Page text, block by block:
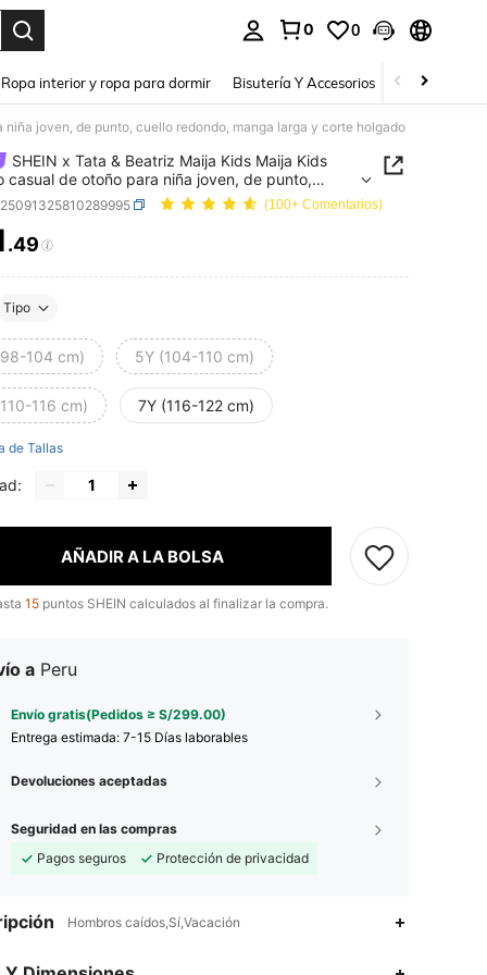
0 0
Ropa interior y ropa para dormir Bisutería Y Accesorios Zapatos
joven, de punto, cuello redondo, manga larga y corte holgado
SHEIN x Tata & Beatriz Maija Kids Maija Kids
casual de otoño para niña joven, de punto,
manga larga y corte holgado(100+ Comentarios)
AND AVAILABILITY
.49
Tipo
104 cm) 5Y (104-110 cm)
116 cm) 7Y (116-122 cm)
de Tallas
AÑADIR A LA BOLSA
15 puntos SHEIN calculados al finalizar la compra.
a Peru
Envío gratis(Pedidos ≥ S/299.00)
Entrega estimada: 7-15 Días laborables
Devoluciones aceptadas
Seguridad en las compras
Pagos seguros
Protección de privacidad
Hombros caídos,Sí,Vacación